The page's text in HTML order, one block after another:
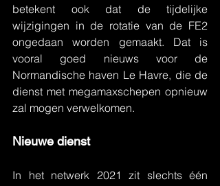
betekent ook dat de tijdelijke
wijzigingen in de rotatie van de FE2
ongedaan worden gemaakt. Dat is
vooral goed nieuws voor de
Normandische haven Le Havre, die de
dienst met megamaxschepen opnieuw
zal mogen verwelkomen.
Nieuwe dienst
In het netwerk 2021 zit slechts één